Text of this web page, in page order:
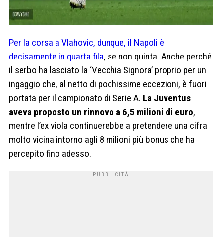
Per la corsa a Vlahovic, dunque, il Napoli è
decisamente in quarta fila, se non quinta. Anche perché
il serbo ha lasciato la ‘Vecchia Signora’ proprio per un
ingaggio che, al netto di pochissime eccezioni, è fuori
portata per il campionato di Serie A. La Juventus
aveva proposto un rinnovo a 6,5 milioni di euro,
mentre l’ex viola continuerebbe a pretendere una cifra
molto vicina intorno agli 8 milioni più bonus che ha
percepito fino adesso.